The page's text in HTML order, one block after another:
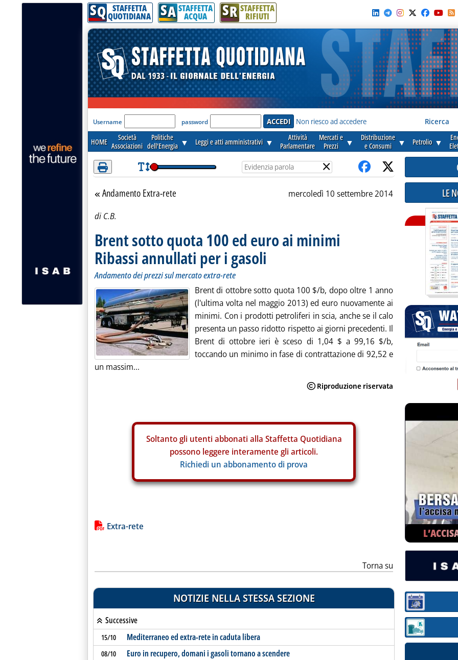
Attenzione! Esegui l'accesso per lèggere interamente la notizia.
SQ STAFFETTA
QUOTIDIANA SA STAFFETTA
ACQUA SR STAFFETTA
RIFIUTI
'Modulo Login per accedere'
Username password Non riesco ad accedere Ricerca
HOME
Società
Associazioni
Politiche
dell'Energia ▼ Leggi e atti amministrativi ▼
Attività
Parlamentare
Mercati e
Prezzi
▼
Distribuzione
e Consumi
▼ Petrolio ▼
×
Torna alla sezione
Andamento Extra-rete
mercoledì 10 settembre 2014
di C.B.
Brent sotto quota 100 ed euro ai minimi
Ribassi annullati per i gasoli
Andamento dei prezzi sul mercato extra-rete
Brent di ottobre sotto quota 100 $/b, dopo oltre 1 anno
(l'ultima volta nel maggio 2013) ed euro nuovamente ai
minimi. Con i prodotti petroliferi in scia, anche se il calo
presenta un passo ridotto rispetto ai giorni precedenti. Il
Brent di ottobre ieri è sceso di 1,04 $ a 99,16 $/b,
toccando un minimo in fase di contrattazione di 92,52 e
un massim...
Soltanto gli utenti abbonati alla Staffetta Quotidiana
possono leggere interamente gli articoli.
Richiedi un abbonamento di prova
Lista allegati PDF alla notizia
Extra-rete
Torna su
NOTIZIE NELLA STESSA SEZIONE
Successive
15/10 Mediterraneo ed extra-rete in caduta libera
08/10 Euro in recupero, domani i gasoli tornano a scendere
LE
Sezione:
Sezione: